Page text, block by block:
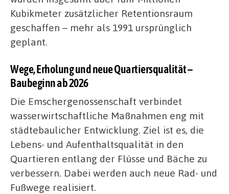
Kubikmeter zusätzlicher Retentionsraum
geschaffen – mehr als 1991 ursprünglich
geplant.
Wege, Erholung und neue Quartiersqualität –
Baubeginn ab 2026
Die Emschergenossenschaft verbindet
wasserwirtschaftliche Maßnahmen eng mit
städtebaulicher Entwicklung. Ziel ist es, die
Lebens- und Aufenthaltsqualität in den
Quartieren entlang der Flüsse und Bäche zu
verbessern. Dabei werden auch neue Rad- und
Fußwege realisiert.